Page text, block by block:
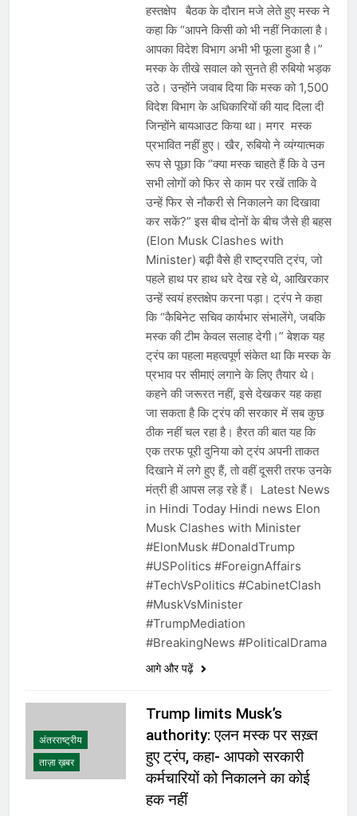
हस्तक्षेप बैठक के दौरान मजे लेते हुए मस्क ने
कहा कि “आपने किसी को भी नहीं निकाला है।
आपका विदेश विभाग अभी भी फूला हुआ है।”
मस्क के तीखे सवाल को सुनते ही रुबियो भड़क
उठे। उन्होंने जवाब दिया कि मस्क को 1,500
विदेश विभाग के अधिकारियों की याद दिला दी
जिन्होंने बायआउट किया था। मगर मस्क
प्रभावित नहीं हुए। खैर, रुबियो ने व्यंग्यात्मक
रूप से पूछा कि “क्या मस्क चाहते हैं कि वे उन
सभी लोगों को फिर से काम पर रखें ताकि वे
उन्हें फिर से नौकरी से निकालने का दिखावा
कर सकें?” इस बीच दोनों के बीच जैसे ही बहस
(Elon Musk Clashes with
Minister) बढ़ी वैसे ही राष्ट्रपति ट्रंप, जो
पहले हाथ पर हाथ धरे देख रहे थे, आखिरकार
उन्हें स्वयं हस्तक्षेप करना पड़ा। ट्रंप ने कहा
कि “कैबिनेट सचिव कार्यभार संभालेंगे, जबकि
मस्क की टीम केवल सलाह देगी।” बेशक यह
ट्रंप का पहला महत्वपूर्ण संकेत था कि मस्क के
प्रभाव पर सीमाएं लगाने के लिए तैयार थे।
कहने की जरूरत नहीं, इसे देखकर यह कहा
जा सकता है कि ट्रंप की सरकार में सब कुछ
ठीक नहीं चल रहा है। हैरत की बात यह कि
एक तरफ पूरी दुनिया को ट्रंप अपनी ताकत
दिखाने में लगे हुए हैं, तो वहीं दूसरी तरफ उनके
मंत्री ही आपस लड़ रहे हैं। Latest News
in Hindi Today Hindi news Elon
Musk Clashes with Minister
#ElonMusk #DonaldTrump
#USPolitics #ForeignAffairs
#TechVsPolitics #CabinetClash
#MuskVsMinister
#TrumpMediation
#BreakingNews #PoliticalDrama
आगे और पढ़ें
अंतरराष्ट्रीय
ताज़ा ख़बर
Trump limits Musk’s
authority: एलन मस्क पर सख़्त
हुए ट्रंप, कहा- आपको सरकारी
कर्मचारियों को निकालने का कोई
हक नहीं